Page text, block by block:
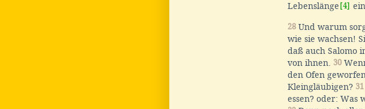
Lebenslänge [4]
28 Und warum
wie sie wachsen!
daß auch Salomo
von ihnen. 30
den Ofen
Kleingläubigen? 31
essen? oder: